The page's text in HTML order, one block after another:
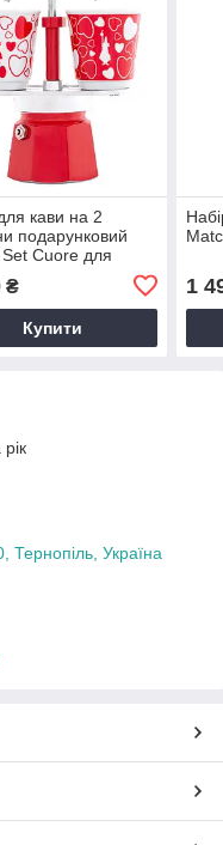
кави на 2
подарунковий
Cuore для
₴
Купити
1
Україна